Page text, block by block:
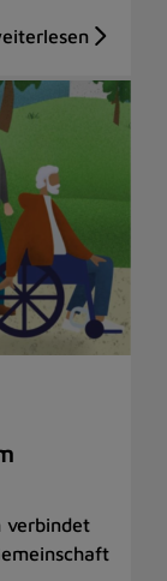
verbindet